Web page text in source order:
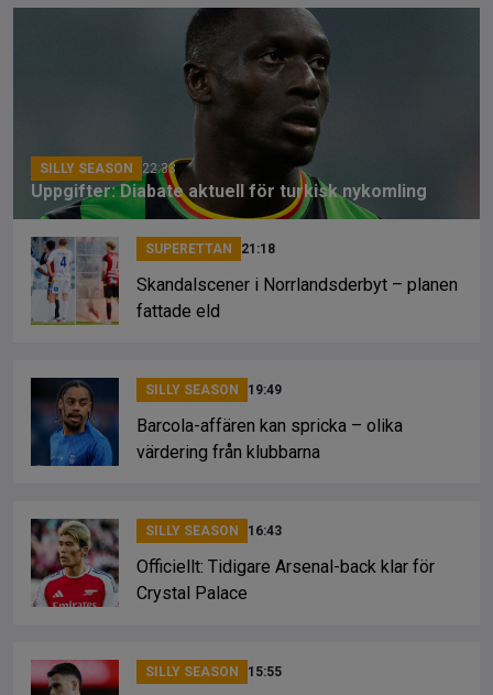
b
o
d
s
Li
n
k
SILLY SEASON 22:33
Uppgifter: Diabate aktuell för turkisk nykomling
SUPERETTAN 21:18
Skandalscener i Norrlandsderbyt – planen
fattade eld
SILLY SEASON 19:49
Barcola-affären kan spricka – olika
värdering från klubbarna
SILLY SEASON 16:43
Officiellt: Tidigare Arsenal-back klar för
Crystal Palace
SILLY SEASON 15:55